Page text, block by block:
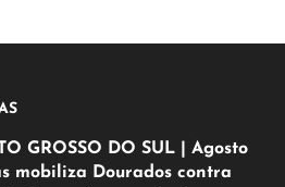
GROSSO DO SUL | Agosto
mobiliza Dourados contra